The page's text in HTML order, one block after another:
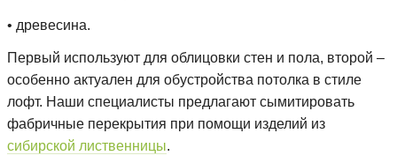
• древесина.
Первый используют для облицовки стен и пола, второй –
особенно актуален для обустройства потолка в стиле
лофт. Наши специалисты предлагают сымитировать
фабричные перекрытия при помощи изделий из
сибирской лиственницы.